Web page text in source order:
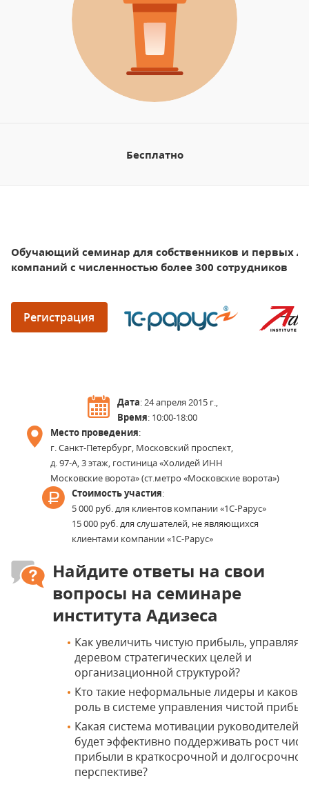
Бесплатно
Обучающий семинар для собственников и первых
компаний с численностью более 300 сотрудников
Регистрация
Дата: 24 апреля 2015 г.,
Время: 10:00-18:00
Место проведения:
г. Санкт-Петербург, Московский проспект,
д. 97-А, 3 этаж, гостиница «Холидей ИНН
Московские ворота» (ст.метро «Московские ворота»)
Стоимость участия:
5 000 руб. для клиентов компании «1С-Рарус»
15 000 руб. для слушателей, не являющихся
клиентами компании «1С-Рарус»
Найдите ответы на свои
вопросы на семинаре
института Адизеса
Как увеличить чистую прибыль, управляя
деревом стратегических целей и
организационной структурой?
Кто такие неформальные лидеры и какова
роль в системе управления чистой
Какая система мотивации руководителей
будет эффективно поддерживать рост
прибыли в краткосрочной и долгосрочной
перспективе?